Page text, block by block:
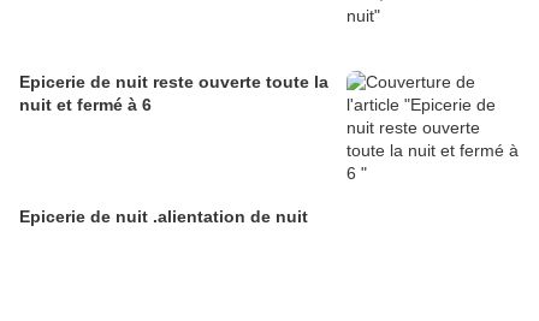
Epicerie de nuit reste ouverte toute la
nuit et fermé à 6
Epicerie de nuit .alientation de nuit